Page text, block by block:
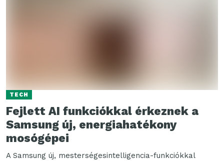
TECH
Fejlett AI funkciókkal érkeznek a
Samsung új, energiahatékony
mosógépei
A Samsung új, mesterségesintelligencia-funkciókkal